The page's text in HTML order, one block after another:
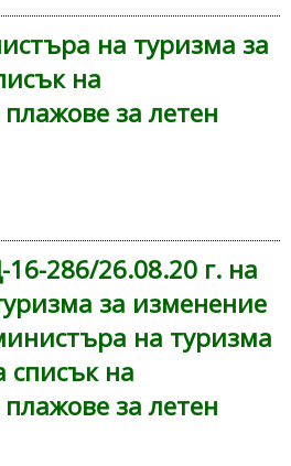
на туризма за
на
за летен
286/26.08.20 г. на
за изменение
на туризма
списък на
за летен